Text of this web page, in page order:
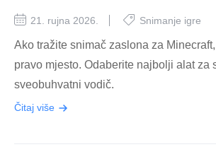
21. rujna 2026. Snimanje igre
Ako tražite snimač zaslona za
pravo mjesto. Odaberite najbolji alat za
sveobuhvatni vodič.
Čitaj više